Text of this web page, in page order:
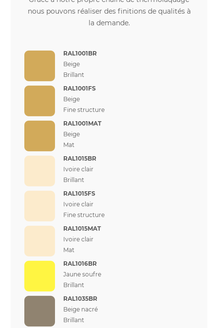
nous pouvons réaliser des finitions de qualités à
la demande.
RAL1001BR
Beige
Brillant
RAL1001FS
Beige
Fine structure
RAL1001MAT
Beige
Mat
RAL1015BR
Ivoire clair
Brillant
RAL1015FS
Ivoire clair
Fine structure
RAL1015MAT
Ivoire clair
Mat
RAL1016BR
Jaune soufre
Brillant
RAL1035BR
Beige nacré
Brillant